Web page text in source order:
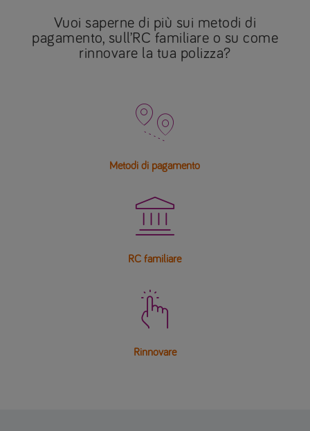
Vuoi saperne di più sui metodi di
pagamento, sull’RC familiare o su come
rinnovare la tua polizza?

Metodi di pagamento

RC familiare

Rinnovare